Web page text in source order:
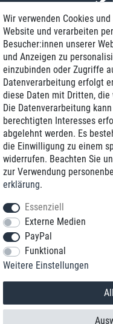
*Sie erreichen uns zum
© 2018
Wir verwenden Cookies
Website und verarbeiten
Besucher:innen unserer
und Anzeigen zu
einzubinden oder Zugriffe
Datenverarbeitung erfolgt
diese Daten mit Dritten,
Die Datenverarbeitung
berechtigten Interesses
abgelehnt werden. Es
die Einwilligung zu einem
widerrufen. Beachten Sie
zur Verwendung
erklärung.
Essenziell
Externe Medien
PayPal
Funktional
Weitere Einstellungen